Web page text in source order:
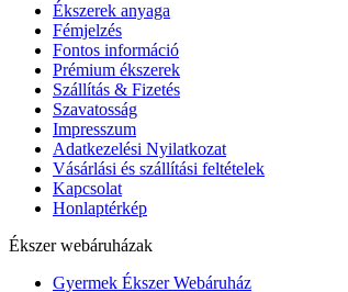
Ékszerek anyaga
Fémjelzés
Fontos információ
Prémium ékszerek
Szállítás & Fizetés
Szavatosság
Impresszum
Adatkezelési Nyilatkozat
Vásárlási és szállítási feltételek
Kapcsolat
Honlaptérkép
Ékszer webáruházak
Gyermek Ékszer Webáruház